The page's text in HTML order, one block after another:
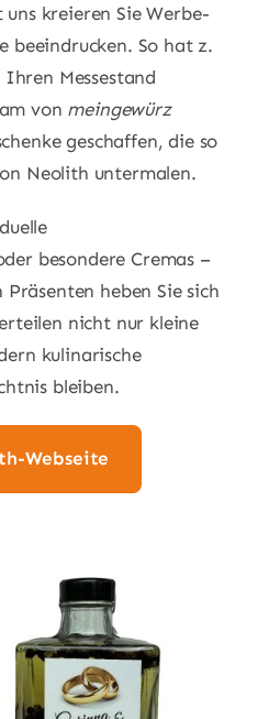
kreieren Sie Werbe-
beeindrucken. So hat z.
Messestand
von meingewürz
geschaffen, die so
Neolith untermalen.
besondere Cremas –
heben Sie sich
nicht nur kleine
kulinarische
bleiben.
Webseite